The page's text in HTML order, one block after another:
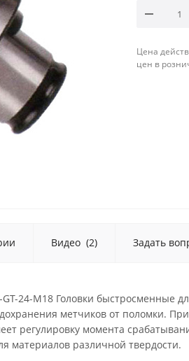
Цена
цен в
Видео (2) Задать
M18 Головки быстросменные
метчиков от поломки.
регулировку момента
материалов различной твердости.